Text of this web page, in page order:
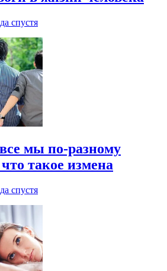
спустя
мы по-разному
такое измена
спустя